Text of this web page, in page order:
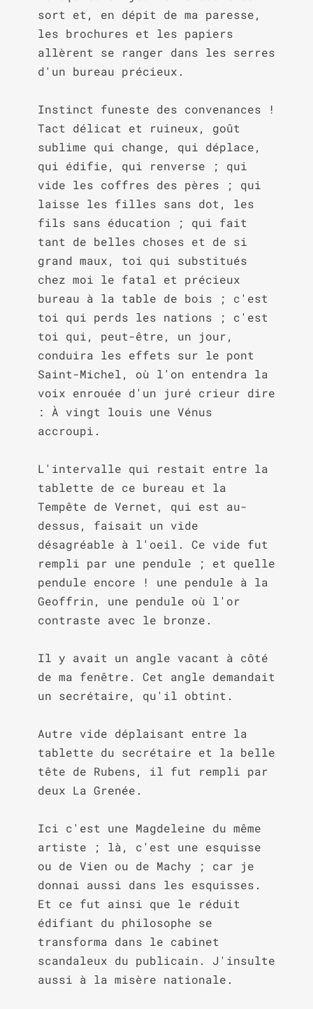
sort et, en dépit de ma paresse,
les brochures et les papiers
allèrent se ranger dans les serres
d'un bureau précieux.
Instinct funeste des convenances !
Tact délicat et ruineux, goût
sublime qui change, qui déplace,
qui édifie, qui renverse ; qui
vide les coffres des pères ; qui
laisse les filles sans dot, les
fils sans éducation ; qui fait
tant de belles choses et de si
grand maux, toi qui substitués
chez moi le fatal et précieux
bureau à la table de bois ; c'est
toi qui perds les nations ; c'est
toi qui, peut-être, un jour,
conduira les effets sur le pont
Saint-Michel, où l'on entendra la
voix enrouée d'un juré crieur dire
: À vingt louis une Vénus
accroupi.
L'intervalle qui restait entre la
tablette de ce bureau et la
Tempête de Vernet, qui est au-
dessus, faisait un vide
désagréable à l'oeil. Ce vide fut
rempli par une pendule ; et quelle
pendule encore ! une pendule à la
Geoffrin, une pendule où l'or
contraste avec le bronze.
Il y avait un angle vacant à côté
de ma fenêtre. Cet angle demandait
un secrétaire, qu'il obtint.
Autre vide déplaisant entre la
tablette du secrétaire et la belle
tête de Rubens, il fut rempli par
deux La Grenée.
Ici c'est une Magdeleine du même
artiste ; là, c'est une esquisse
ou de Vien ou de Machy ; car je
donnai aussi dans les esquisses.
Et ce fut ainsi que le réduit
édifiant du philosophe se
transforma dans le cabinet
scandaleux du publicain. J'insulte
aussi à la misère nationale.